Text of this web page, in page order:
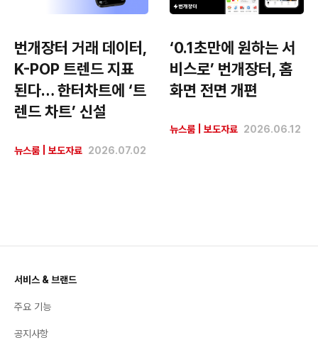
번개장터 거래 데이터,
K-POP 트렌드 지표
된다… 한터차트에 ‘트
렌드 차트’ 신설
뉴스룸 보도자료 2026.07.02
‘0.1초만에 원하는 서
비스로’ 번개장터, 홈
화면 전면 개편
뉴스룸 보도자료 2026.06.12
서비스 & 브랜드
주요 기능
공지사항